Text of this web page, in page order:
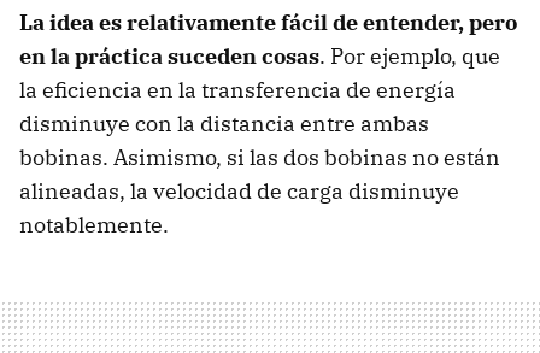
La idea es relativamente fácil de entender, pero
en la práctica suceden cosas. Por ejemplo, que
la eficiencia en la transferencia de energía
disminuye con la distancia entre ambas
bobinas. Asimismo, si las dos bobinas no están
alineadas, la velocidad de carga disminuye
notablemente.